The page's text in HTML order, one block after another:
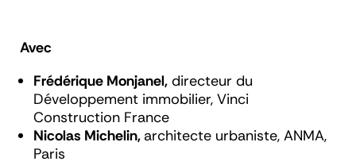
Avec
Frédérique Monjanel, directeur du
Développement immobilier, Vinci
Construction France
Nicolas Michelin, architecte urbaniste, ANMA,
Paris